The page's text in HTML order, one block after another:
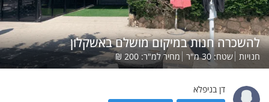
להשכרה חנות במיקום מושלם באשקלון
חנויות שטח: 30מ"ר מחיר למ"ר: 200
₪
דן בניפלא